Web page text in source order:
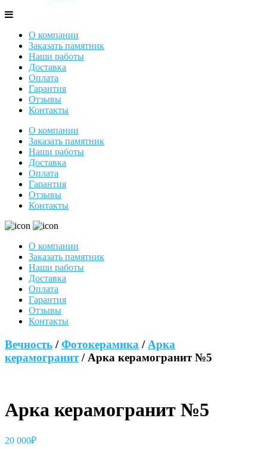
О компании
Заказать памятник
Наши работы
Доставка
Оплата
Гарантия
Отзывы
Контакты
О компании
Заказать памятник
Наши работы
Доставка
Оплата
Гарантия
Отзывы
Контакты
О компании
Заказать памятник
Наши работы
Доставка
Оплата
Гарантия
Отзывы
Контакты
Вечность /Фотокерамика / Арка
керамогранит / Арка керамогранит №5
Арка керамогранит №5
20 000₽